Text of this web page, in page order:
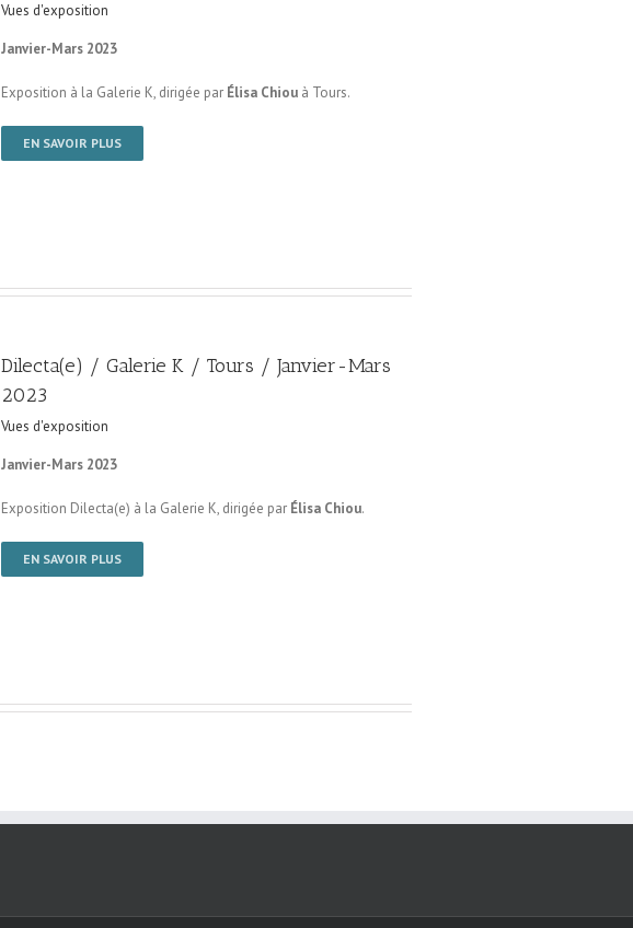
Vues d'exposition
Janvier-Mars 2023
Exposition à la Galerie K, dirigée par Élisa Chiou à Tours.
EN SAVOIR PLUS
Dilecta(e) / Galerie K / Tours / Janvier-Mars
2023
Vues d'exposition
Janvier-Mars 2023
Exposition Dilecta(e) à la Galerie K, dirigée par Élisa Chiou.
EN SAVOIR PLUS